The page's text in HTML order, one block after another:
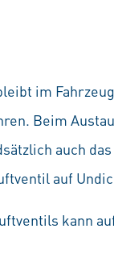
im
Beim
auch
auf
kann